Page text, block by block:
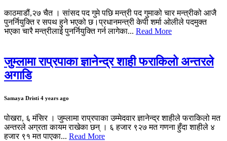
काठमाडौं,२७ चैत । सांसद पद गुमे पछि मन्त्री पद गुमाको चार मन्त्रीको आजै
पुनर्नियुक्ति र सपथ हुने भएको छ।प्रधानमन्त्री केपी शर्मा ओलीले पदमुक्त
भएका चारै मन्त्रीलाई पुनर्नियुक्ति गर्न लागेका... Read More
जुम्लामा राप्रपाका ज्ञानेन्द्र शाही फराकिलो अन्तरले
अगाडि
Samaya Dristi 4 years ago
पोखरा, ६ मंसिर । जुम्लामा राप्रपाका उम्मेदवार ज्ञानेन्द्र शाहीले फराकिलो मत
अन्तरले अग्रता कायम राखेका छन् । ६ हजार ९२७ मत गणना हुँदा शाहीले ४
हजार ९१ मत पाएका... Read More